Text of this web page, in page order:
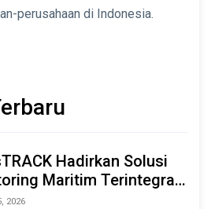
perusahaan di Indonesia.
Hadirkan Solusi
Maritim Terintegrasi
AI & IoT di Indonesia
2026